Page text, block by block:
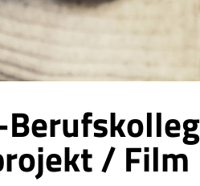
/ Film